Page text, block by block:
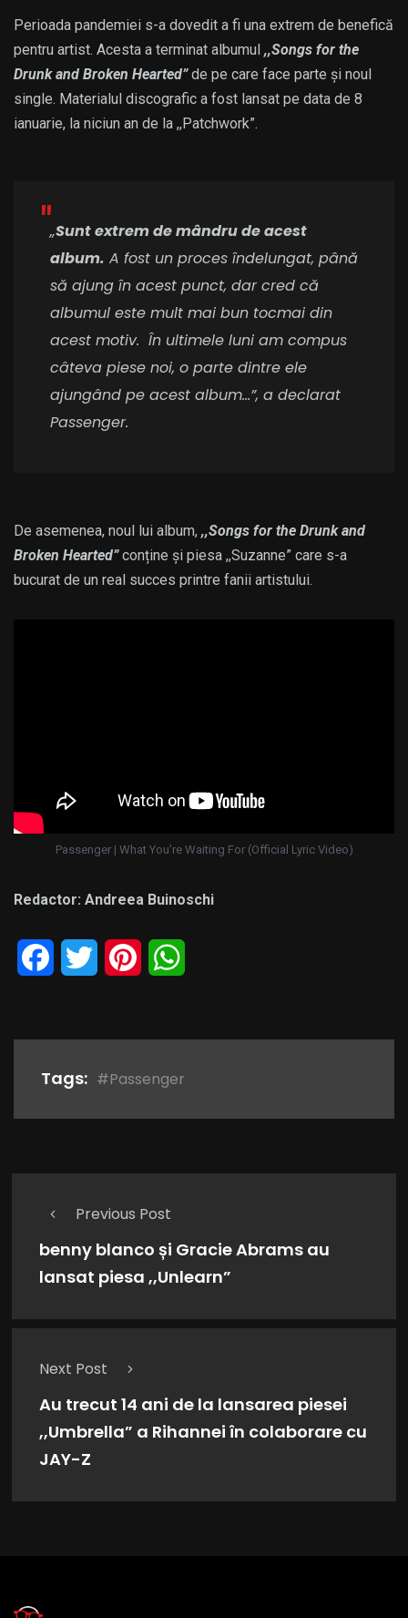
Perioada pandemiei s-a dovedit a fi una extrem de benefică
pentru artist. Acesta a terminat albumul ,,Songs for the
Drunk and Broken Hearted”de pe care face parte și noul
single. Materialul discografic a fost lansat pe data de 8
ianuarie, la niciun an de la ,,Patchwork”.
„Sunt extrem de mândru de acest
album. A fost un proces îndelungat, până
să ajung în acest punct, dar cred că
albumul este mult mai bun tocmai din
acest motiv. În ultimele luni am compus
câteva piese noi, o parte dintre ele
ajungând pe acest album…”, a declarat
Passenger.
De asemenea, noul lui album, ,,Songs for the Drunk and
Broken Hearted” conține și piesa ,,Suzanne” care s-a
bucurat de un real succes printre fanii artistului.
Passenger | What You’re Waiting For (Official Lyric Video)
Redactor: Andreea Buinoschi
Facebook
Twitter Pinterest
Tags: #Passenger
Previous Post
benny blanco și Gracie Abrams au
lansat piesa ,,Unlearn”
Next Post
Au trecut 14 ani de la lansarea piesei
,,Umbrella” a Rihannei în colaborare cu
JAY-Z